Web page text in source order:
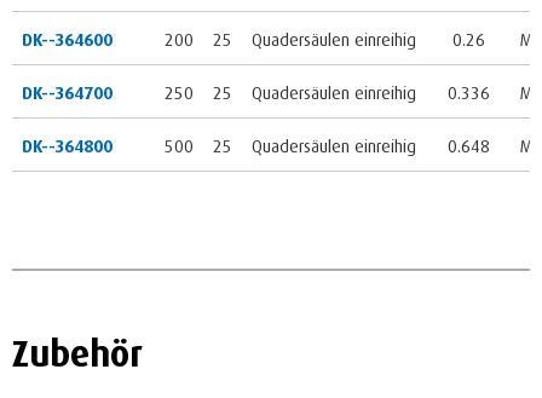
DK--364600
200 25 Quadersäulen einreihig 0.26
M
DK--364700
250 25 Quadersäulen einreihig 0.336
M
DK--364800
500 25 Quadersäulen einreihig 0.648 M
Zubehör